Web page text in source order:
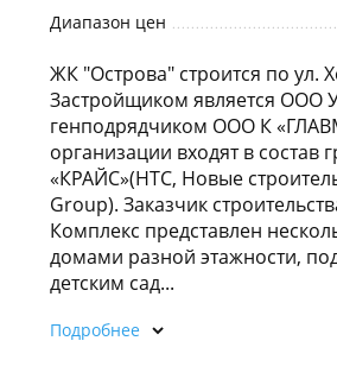
Диапазон цен
ЖК "Острова" строится по ул.
Застройщиком является ООО
генподрядчиком ООО К
организации входят в состав
«КРАЙС»(НТС, Новые
Group). Заказчик
Комплекс представлен
домами разной этажности,
детским сад...
Подробнее